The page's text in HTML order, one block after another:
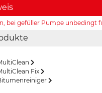
bei gefüller Pumpe unbedingt
Fix